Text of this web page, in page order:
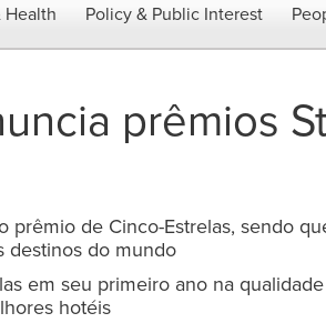
Health Policy & Public Interest
prêmios
de Cinco-Estrelas, sendo
destinos do mundo
em seu primeiro ano na
hotéis